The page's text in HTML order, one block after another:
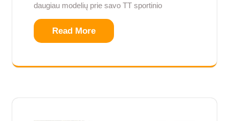
daugiau modelių prie savo TT sportinio
Read More